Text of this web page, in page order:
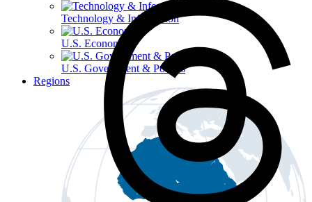
Technology & Information
U.S. Economy
U.S. Government & Politics
Regions